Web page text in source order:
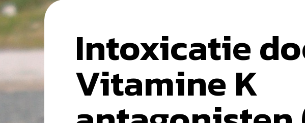
Intoxicatie
Vitamine K